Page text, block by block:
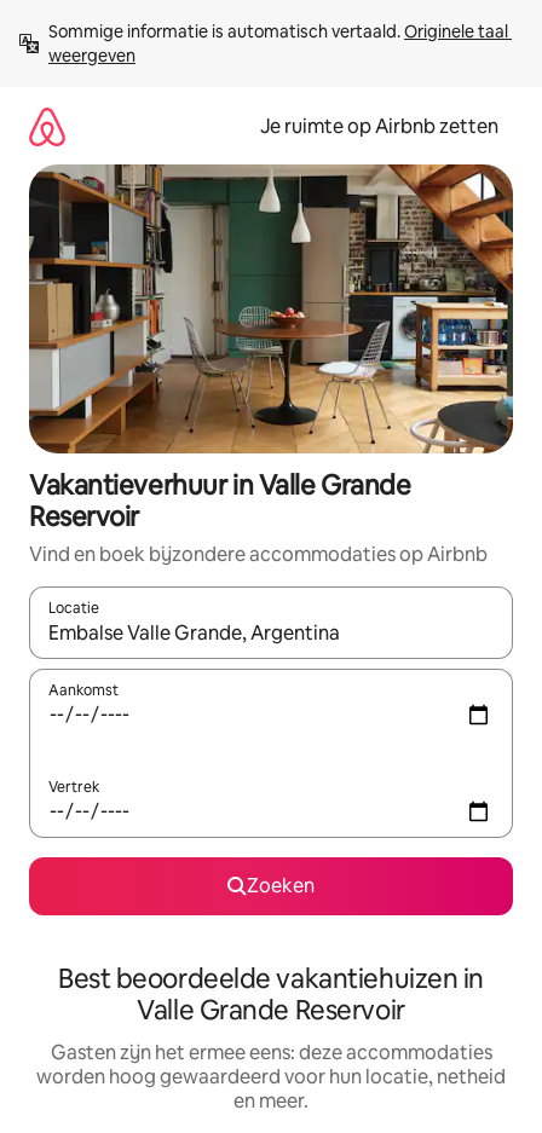
direct
naar
Sommige informatie is automatisch vertaald. Originele taal
weergeven
Je ruimte op Airbnb zetten
Vakantieverhuur in Valle Grande
Reservoir
Vind en boek bijzondere accommodaties op Airbnb
Locatie
Wanneer er suggesties beschikbaar zijn, maak je een keuze
Aankomst
Vertrek
Zoeken
Best beoordeelde vakantiehuizen in
Valle Grande Reservoir
Gasten zijn het ermee eens: deze accommodaties
worden hoog gewaardeerd voor hun locatie, netheid
en meer.